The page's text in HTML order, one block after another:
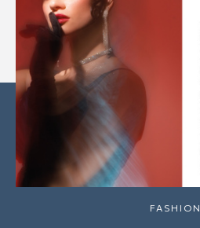
FASHION